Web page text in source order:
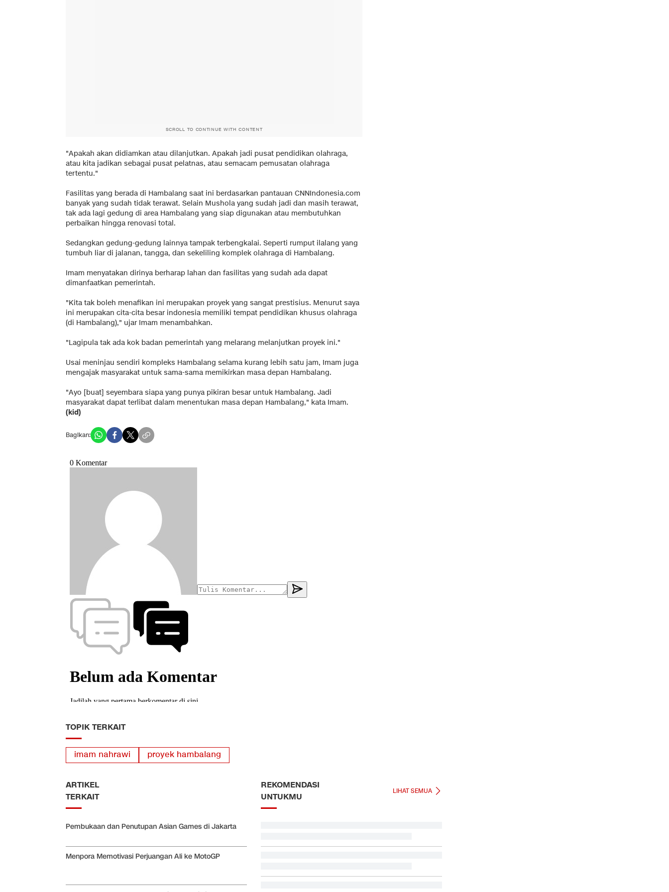
SCROLL TO CONTINUE WITH CONTENT
"Apakah akan didiamkan atau dilanjutkan. Apakah jadi pusat pendidikan olahraga,
atau kita jadikan sebagai pusat pelatnas, atau semacam pemusatan olahraga
tertentu."
Fasilitas yang berada di Hambalang saat ini berdasarkan pantauan CNNIndonesia.com
banyak yang sudah tidak terawat. Selain Mushola yang sudah jadi dan masih terawat,
tak ada lagi gedung di area Hambalang yang siap digunakan atau membutuhkan
perbaikan hingga renovasi total.
Sedangkan gedung-gedung lainnya tampak terbengkalai. Seperti rumput ilalang yang
tumbuh liar di jalanan, tangga, dan sekeliling komplek olahraga di Hambalang.
Imam menyatakan dirinya berharap lahan dan fasilitas yang sudah ada dapat
dimanfaatkan pemerintah.
"Kita tak boleh menafikan ini merupakan proyek yang sangat prestisius. Menurut saya
ini merupakan cita-cita besar indonesia memiliki tempat pendidikan khusus olahraga
(di Hambalang)," ujar Imam menambahkan.
"Lagipula tak ada kok badan pemerintah yang melarang melanjutkan proyek ini."
Usai meninjau sendiri kompleks Hambalang selama kurang lebih satu jam, Imam juga
mengajak masyarakat untuk sama-sama memikirkan masa depan Hambalang.
"Ayo [buat] seyembara siapa yang punya pikiran besar untuk Hambalang. Jadi
masyarakat dapat terlibat dalam menentukan masa depan Hambalang," kata Imam.
(kid)
Bagikan:
TOPIK TERKAIT
imam nahrawi proyek hambalang
ARTIKEL
TERKAIT
Pembukaan dan Penutupan Asian Games di Jakarta
Menpora Memotivasi Perjuangan Ali ke MotoGP
REKOMENDASI
UNTUKMU
LIHAT SEMUA